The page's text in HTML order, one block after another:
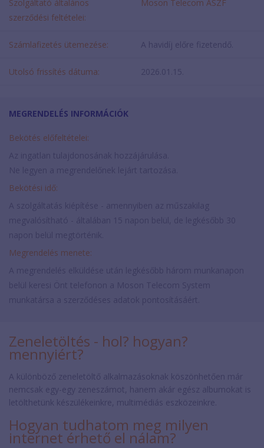
Szolgáltató általános
szerződési feltételei:
Moson Telecom ÁSZF
Számlafizetés ütemezése: A havidíj előre fizetendő.
Utolsó frissítés dátuma: 2026.01.15.
MEGRENDELÉS INFORMÁCIÓK
Bekötés előfeltételei:
Bekötési idő:
Megrendelés menete:
Zeneletöltés - hol? hogyan?
mennyiért?
A különböző zeneletöltő alkalmazásoknak köszönhetően már
nemcsak egy-egy zeneszámot, hanem akár egész albumokat is
letölthetünk készülékeinkre, multimédiás eszközeinkre.
Hogyan tudhatom meg milyen
internet érhető el nálam?